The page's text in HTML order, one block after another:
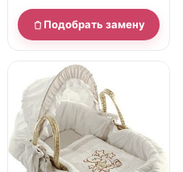
Подобрать замену
нет в продаже